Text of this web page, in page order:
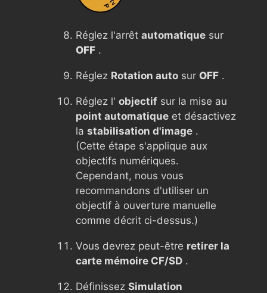
Réglez l'arrêt automatique sur
OFF .
Réglez Rotation auto sur OFF .
Réglez l' objectif sur la mise au
point automatique et désactivez
la stabilisation d'image .
(Cette étape s'applique aux
objectifs numériques.
Cependant, nous vous
recommandons d'utiliser un
objectif à ouverture manuelle
comme décrit ci-dessus.)
Vous devrez peut-être retirer la
carte mémoire CF/SD .
Définissez Simulation